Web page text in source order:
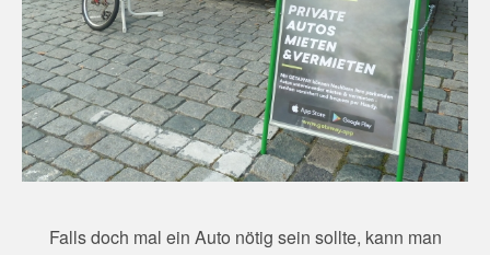
Falls doch mal ein Auto nötig sein sollte, kann man